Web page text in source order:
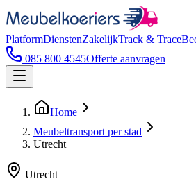
PlatformDienstenZakelijkTrack & Trace
085 800 4545Offerte aanvragen
Home
Meubeltransport per stad
Utrecht
Utrecht